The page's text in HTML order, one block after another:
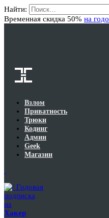
Найти:
Временная скидка 50% на
Взлом
Приватность
Трюки
Кодинг
Админ
Geek
Магазин
Годовая
подписка
на
Хакер